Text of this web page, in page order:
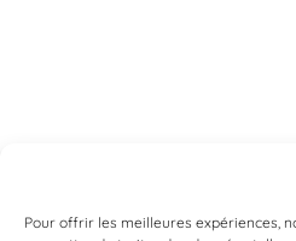
Pour offrir les meilleures expériences,